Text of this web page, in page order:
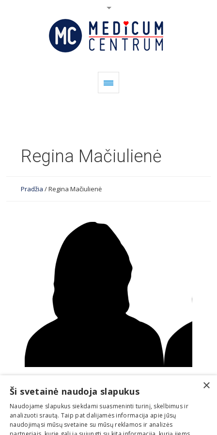
Regina Mačiulienė
Pradžia /Regina Mačiulienė
×
Ši svetainė naudoja slapukus
Naudojame slapukus siekdami suasmeninti turinį, skelbimus ir
analizuoti srautą. Taip pat dalijamės informacija apie jūsų
naudojimąsi mūsų svetaine su mūsų reklamos ir analizės